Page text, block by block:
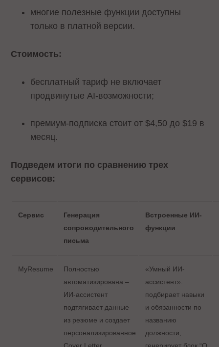
многие полезные функции доступны
только в платной версии.
Стоимость:
бесплатный тариф не включает
продвинутые AI-возможности;
премиум-подписка стоит от $4,50 до $19 в
месяц.
Подведем итоги по сравнению трех
сервисов:
Сервис
Генерация
сопроводительного
письма
Встроенные ИИ-
функции
MyResume
Полностью
автоматизирована –
ИИ-ассистент
подтягивает данные
из резюме и создает
персонализированное
«Умный ИИ-
ассистент»:
подбирает навыки
и обязанности по
названию
должности,